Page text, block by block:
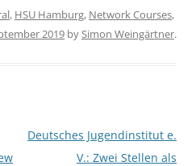
, HSU Hamburg, Network Courses,
2019 bySimon Weingärtner.
Deutsches Jugendinstitut e.
V.: Zwei Stellen als